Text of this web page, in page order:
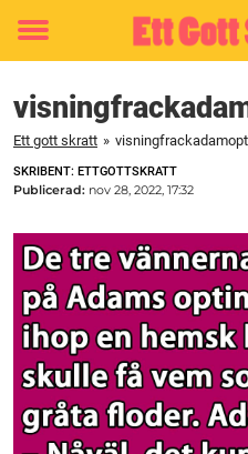
Toggle
Ett gott skratt »
SKRIBENT: ETTGOTTSKRATT
Publicerad: nov 28, 2022, 17:32